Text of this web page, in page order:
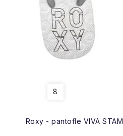
Roxy - pantofle VIVA
8